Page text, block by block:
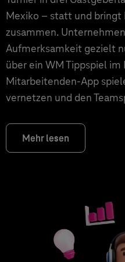
Mexiko – statt und
zusammen.
Aufmerksamkeit gezielt
über ein WM Tippspiel
Mitarbeitenden-App
vernetzen und den
Mehr lesen